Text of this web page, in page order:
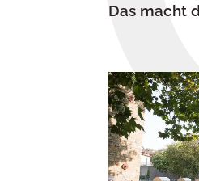
Das macht